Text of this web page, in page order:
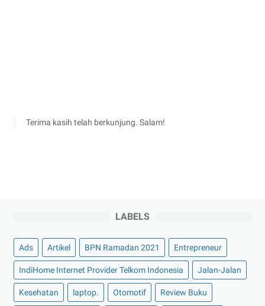
Terima kasih telah berkunjung. Salam!
LABELS
Ads Artikel BPN Ramadan 2021 Entrepreneur
IndiHome Internet Provider Telkom Indonesia Jalan-Jalan
Kesehatan laptop. Otomotif Review Buku